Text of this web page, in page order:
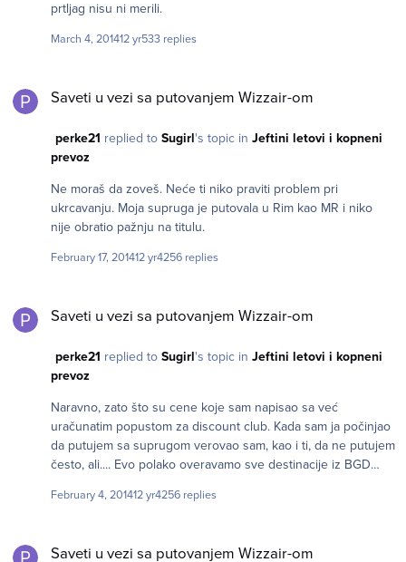
prtljag nisu ni merili.
March 4, 201412 yr533 replies
Saveti u vezi sa putovanjem Wizzair-om
perke21 replied to Sugirl's topic in Jeftini letovi i kopneni
prevoz
Ne moraš da zoveš. Neće ti niko praviti problem pri
ukrcavanju. Moja supruga je putovala u Rim kao MR i niko
nije obratio pažnju na titulu.
February 17, 201412 yr4256 replies
Saveti u vezi sa putovanjem Wizzair-om
perke21 replied to Sugirl's topic in Jeftini letovi i kopneni
prevoz
Naravno, zato što su cene koje sam napisao sa već
uračunatim popustom za discount club. Kada sam ja počinjao
da putujem sa suprugom verovao sam, kao i ti, da ne putujem
često, ali.... Evo polako overavamo sve destinacije iz BGD
uz članstvo koje je ove godine bilo 20€ (prošle 30€). Uz
February 4, 201412 yr4256 replies
Saveti u vezi sa putovanjem Wizzair-om